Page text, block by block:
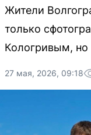
Жители
только
Кологривым, но
27 мая, 2026, 09:18